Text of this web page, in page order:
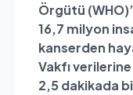
Örgütü
16,7 milyon
kanserden
Vakfı
2,5 dakikada